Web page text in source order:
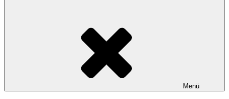
Menü